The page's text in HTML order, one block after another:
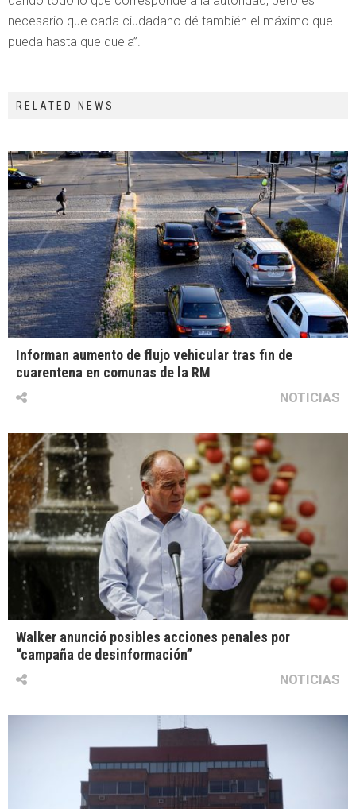
necesario que cada ciudadano dé también el máximo que
pueda hasta que duela”.
RELATED NEWS
Informan aumento de flujo vehicular tras fin de
cuarentena en comunas de la RM
NOTICIAS
Walker anunció posibles acciones penales por
“campaña de desinformación”
NOTICIAS